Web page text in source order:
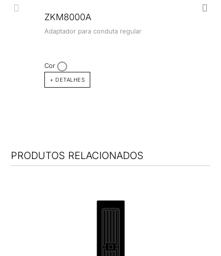
ZKM8000A
Adaptador para conduta regular
Cor
+ DETALHES
PRODUTOS RELACIONADOS